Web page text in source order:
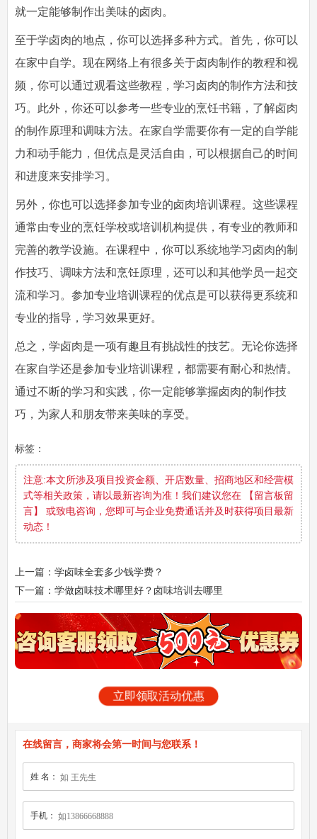
就一定能够制作出美味的卤肉。
至于学卤肉的地点，你可以选择多种方式。首先，你可以
在家中自学。现在网络上有很多关于卤肉制作的教程和视
频，你可以通过观看这些教程，学习卤肉的制作方法和技
巧。此外，你还可以参考一些专业的烹饪书籍，了解卤肉
的制作原理和调味方法。在家自学需要你有一定的自学能
力和动手能力，但优点是灵活自由，可以根据自己的时间
和进度来安排学习。
另外，你也可以选择参加专业的卤肉培训课程。这些课程
通常由专业的烹饪学校或培训机构提供，有专业的教师和
完善的教学设施。在课程中，你可以系统地学习卤肉的制
作技巧、调味方法和烹饪原理，还可以和其他学员一起交
流和学习。参加专业培训课程的优点是可以获得更系统和
专业的指导，学习效果更好。
总之，学卤肉是一项有趣且有挑战性的技艺。无论你选择
在家自学还是参加专业培训课程，都需要有耐心和热情。
通过不断的学习和实践，你一定能够掌握卤肉的制作技
巧，为家人和朋友带来美味的享受。
标签：
注意:本文所涉及项目投资金额、开店数量、招商地区和经营模
式等相关政策，请以最新咨询为准！我们建议您在 【留言板留
言】 或致电咨询，您即可与企业免费通话并及时获得项目最新
动态！
上一篇：学卤味全套多少钱学费？
下一篇：学做卤味技术哪里好？卤味培训去哪里
立即领取活动优惠
在线留言，商家将会第一时间与您联系！
姓 名：
手机：